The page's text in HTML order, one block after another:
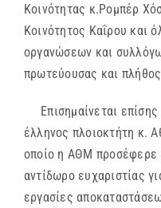
Κοινότητας κ.Ρομπέρ
Κοινότητος Καΐρου και
οργανώσεων και
πρωτεύουσας και
Επισημαίνεται
έλληνος πλοιοκτήτη κ.
οποίο η ΑΘΜ προσέφερε
αντίδωρο ευχαριστίας
εργασίες